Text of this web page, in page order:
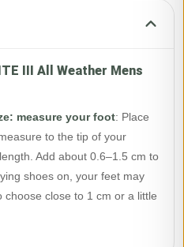
III All Weather Mens
measure your foot: Place
to the tip of your
Add about 0.6–1.5 cm to
shoes on, your feet may
choose close to 1 cm or a little